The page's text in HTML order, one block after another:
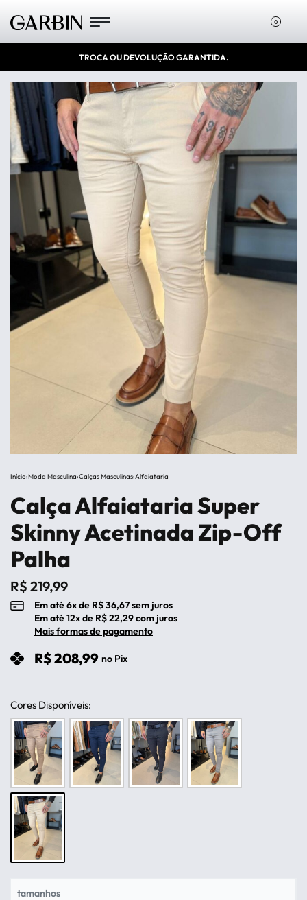
0
TROCA OU DEVOLUÇÃO GARANTIDA.
Início›Moda Masculina›Calças Masculinas›Alfaiataria
Calça Alfaiataria Super
Skinny Acetinada Zip-Off
Palha
R$ 219,99
Em até6x de R$36,67sem juros
Em até12x de R$22,29com juros
Mais formas de pagamento
R$208,99 no Pix
cores
tamanhos